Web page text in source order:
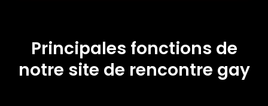
Principales fonctions de
notre site de rencontre gay